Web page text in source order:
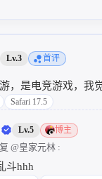
Lv.3 首评
，是电竞游戏，我觉
Safari 17.5
Lv.5 博主
@皇家元林 :
斗hhh